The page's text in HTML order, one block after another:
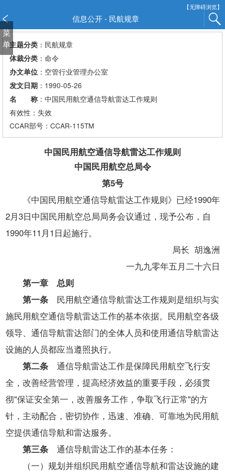
【无障碍浏览】
信息公开 - 民航规章
菜
单主题分类：民航规章
体裁分类：命令
办文单位：空管行业管理办公室
发文日期：1990-05-26
名 称：中国民用航空通信导航雷达工作规则
有效性：失效
CCAR部号：CCAR-115TM
中国民用航空通信导航雷达工作规则
中国民用航空总局令
第5号
《中国民用航空通信导航雷达工作规则》已经1990年
2月3日中国民用航空总局局务会议通过，现予公布，自
1990年11月1日起施行。
局长 胡逸洲
一九九零年五月二十六日
第一章 总则
第一条民用航空通信导航雷达工作规则是组织与实
施民用航空通信导航雷达工作的基本依据。民用航空各级
领导、通信导航雷达部门的全体人员和使用通信导航雷达
设施的人员都应当遵照执行。
第二条 通信导航雷达工作是保障民用航空飞行安
全，改善经营管理，提高经济效益的重要手段，必须贯
彻"保证安全第一，改善服务工作，争取飞行正常"的方
针，主动配合，密切协作，迅速、准确、可靠地为民用航
空提供通信导航和雷达服务。
第三条 通信导航雷达工作的基本任务：
（一）规划并组织民用航空通信导航和雷达设施的建
窗
口
打
开
打
导